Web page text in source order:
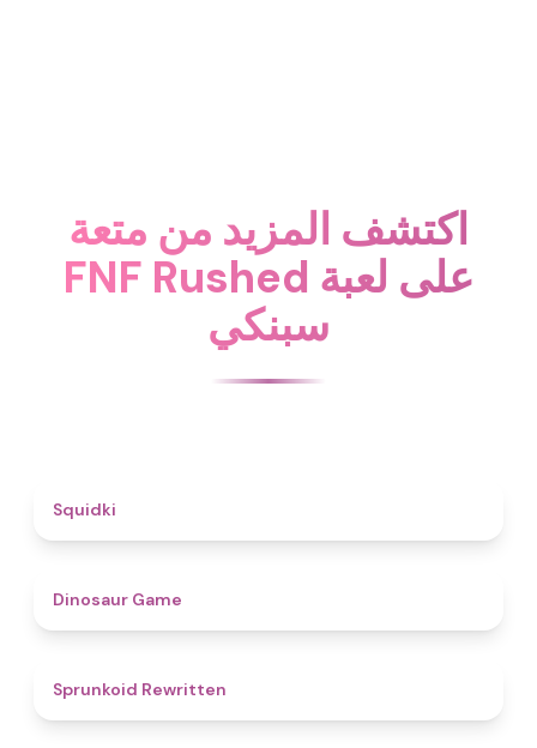
اكتشف المزيد من متعة
FNF Rushed على لعبة
سبنكي
Squidki
Dinosaur Game
Sprunkoid Rewritten